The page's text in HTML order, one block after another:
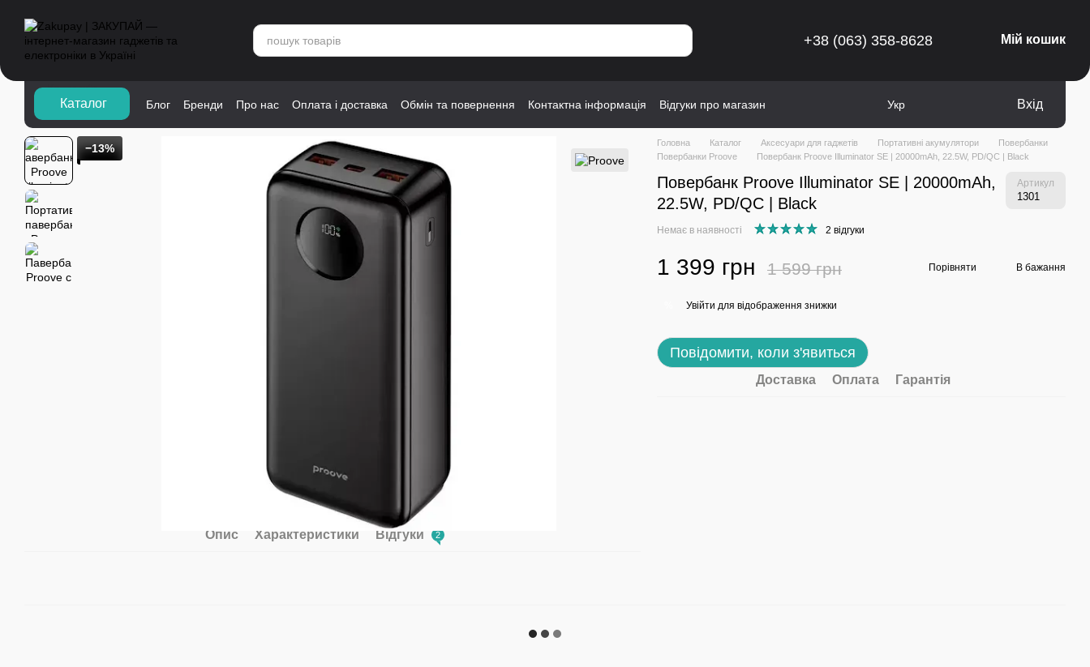
+38 (063) 358-8628 Мій кошик
Каталог">
Каталог Блог Бренди Про нас Оплата і доставка Обмін та повернення Контактна інформація Відгуки про магазин Укр Вхід
−13%
Опис Характеристики Відгуки 2
Головна Каталог Аксесуари для гаджетів Портативні акумулятори
Повербанки
Повербанки Proove
Повербанк Proove Illuminator SE | 20000mAh, 22.5W, PD/QC | Black
Повербанк Proove Illuminator SE | 20000mAh,
22.5W, PD/QC | Black
Артикул
1301
Немає в наявності 2 відгуки
1 399 грн 1 599 грн Порівняти В бажання
Увійти для відображення знижки
Повідомити, коли з'явиться
Доставка Оплата Гарантія